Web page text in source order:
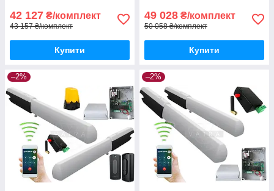
42 127 ₴/комплект
43 157 ₴/комплект
Купити
49 028 ₴/комплект
50 058 ₴/комплект
Купити
–2% –2%